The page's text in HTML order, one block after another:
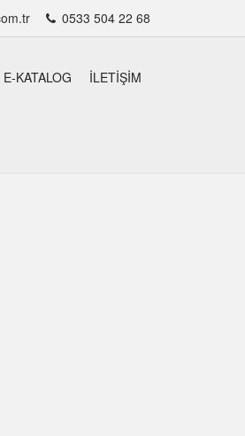
0533 504 22 68
E-KATALOG İLETIŞIM